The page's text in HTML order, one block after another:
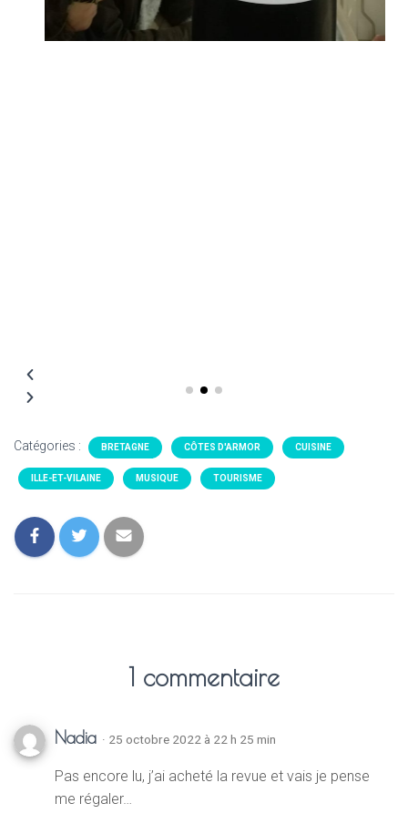
Catégories : BRETAGNE CÔTES D'ARMOR CUISINE
ILLE-ET-VILAINE MUSIQUE TOURISME
1 commentaire
Nadia · 25 octobre 2022 à 22 h 25 min
Pas encore lu, j’ai acheté la revue et vais je pense
me régaler…